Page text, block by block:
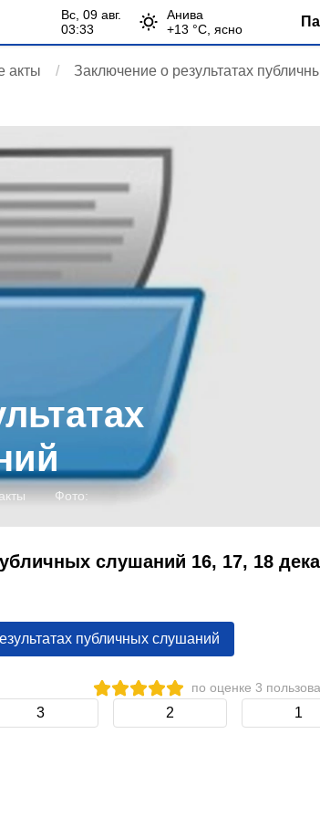
вс, 09 авг.
03:33
Анива
+13 °С, ясно
акты
Заключение о результатах
Фото:
слушаний 16, 17, 18
публичных слушаний
по оценке 3
3 2 1